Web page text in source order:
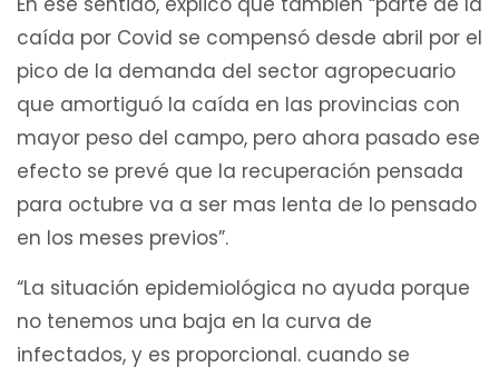
caída por Covid se compensó desde abril por el
pico de la demanda del sector agropecuario
que amortiguó la caída en las provincias con
mayor peso del campo, pero ahora pasado ese
efecto se prevé que la recuperación pensada
para octubre va a ser mas lenta de lo pensado
en los meses previos”.
“La situación epidemiológica no ayuda porque
no tenemos una baja en la curva de
infectados, y es proporcional. cuando se